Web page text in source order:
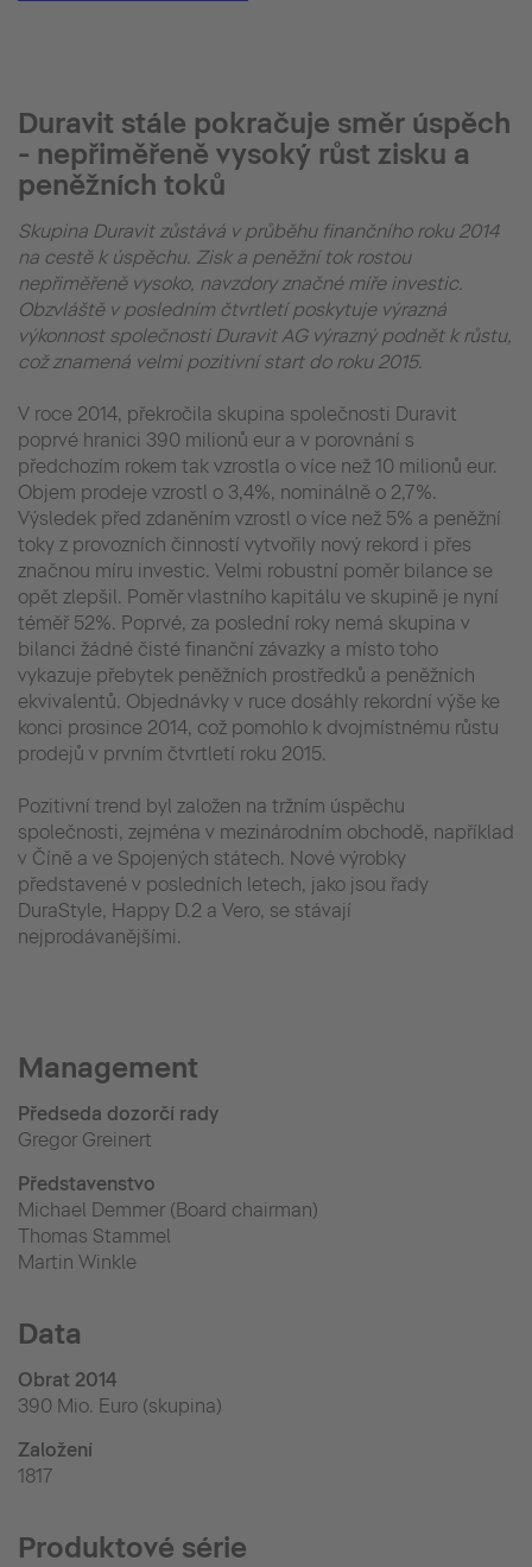
Duravit stále pokračuje směr úspěch
- nepřiměřeně vysoký růst zisku a
peněžních toků
Skupina Duravit zůstává v průběhu finančního roku 2014
na cestě k úspěchu. Zisk a peněžní tok rostou
nepřiměřeně vysoko, navzdory značné míře investic.
Obzvláště v posledním čtvrtletí poskytuje výrazná
výkonnost společnosti Duravit AG výrazný podnět k růstu,
což znamená velmi pozitivní start do roku 2015.
V roce 2014, překročila skupina společnosti Duravit
poprvé hranici 390 milionů eur a v porovnání s
předchozím rokem tak vzrostla o více než 10 milionů eur.
Objem prodeje vzrostl o 3,4%, nominálně o 2,7%.
Výsledek před zdaněním vzrostl o více než 5% a peněžní
toky z provozních činností vytvořily nový rekord i přes
značnou míru investic. Velmi robustní poměr bilance se
opět zlepšil. Poměr vlastního kapitálu ve skupině je nyní
téměř 52%. Poprvé, za poslední roky nemá skupina v
bilanci žádné čisté finanční závazky a místo toho
vykazuje přebytek peněžních prostředků a peněžních
ekvivalentů. Objednávky v ruce dosáhly rekordní výše ke
konci prosince 2014, což pomohlo k dvojmístnému růstu
prodejů v prvním čtvrtletí roku 2015.
Pozitivní trend byl založen na tržním úspěchu
společnosti, zejména v mezinárodním obchodě, například
v Číně a ve Spojených státech. Nové výrobky
představené v posledních letech, jako jsou řady
DuraStyle, Happy D.2 a Vero, se stávají
nejprodávanějšími.
Management
Předseda dozorčí rady
Gregor Greinert
Představenstvo
Michael Demmer (Board chairman)
Thomas Stammel
Martin Winkle
Data
Obrat 2014
390 Mio. Euro (skupina)
Založení
1817
Produktové série